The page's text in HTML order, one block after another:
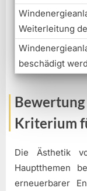
Weiterleitung
beschädigt
Kriterium
Die Ästhetik
Hauptthemen
erneuerbarer